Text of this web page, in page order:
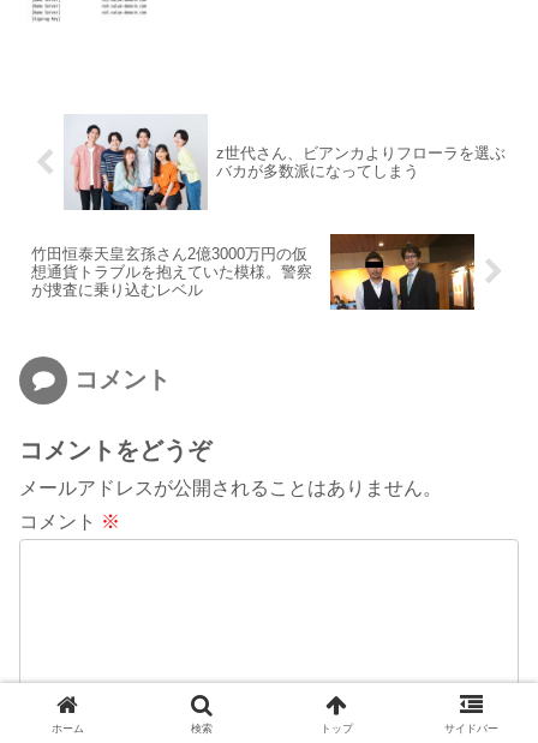
z世代さん、ビアンカよりフローラを選ぶ
バカが多数派になってしまう
竹田恒泰天皇玄孫さん2億3000万円の仮
想通貨トラブルを抱えていた模様。警察
が捜査に乗り込むレベル
コメント
コメントをどうぞ
メールアドレスが公開されることはありません。
コメント ※
ホーム 検索 トップ サイドバー